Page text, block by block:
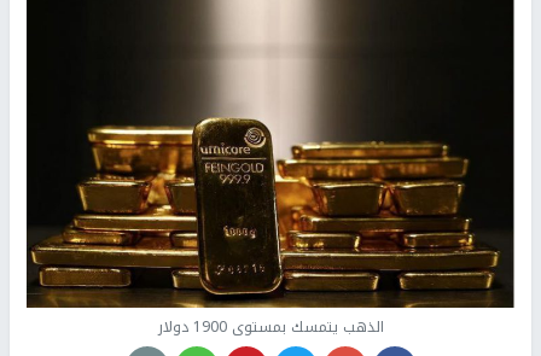
الذهب يتمسك بمستوى 1900 دولار